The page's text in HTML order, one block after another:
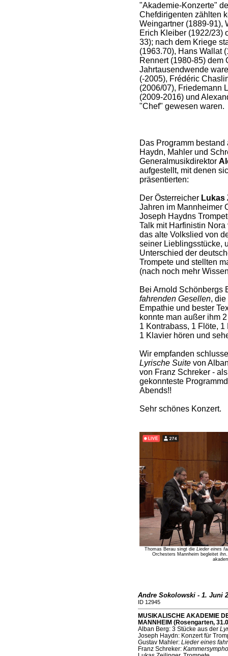
"Akademie-Konzerte"
Chefdirigenten zählten
Weingartner (1889-91),
Erich Kleiber (1922/23)
33); nach dem Kriege
(1963.70), Hans Wallat
Rennert (1980-85) dem
Jahrtausendwende
(-2005), Frédéric
(2006/07), Friedemann
(2009-2016) und
"Chef" gewesen waren.
Das Programm
Haydn, Mahler und
Generalmusikdirektor
aufgestellt, mit denen
präsentierten:
Der Österreicher Lukas
Jahren im Mannheimer
Joseph Haydns
Talk mit Harfinistin
das alte Volkslied von
seiner Lieblingsstücke,
Unterschied der
Trompete und stellten
(nach noch mehr
Bei Arnold Schönbergs
fahrenden Gesellen,
Empathie und bester
konnte man außer ihm
1 Kontrabass, 1 Flöte,
1 Klavier hören und
Wir empfanden
Lyrische Suitevon
von Franz Schreker -
gekonnteste
Abends!!
Sehr schönes Konzert.
Thomas Berau singt die Lieder eines
Orchesters Mannheim begleitet
Andre Sokolowski - 1. Juni
ID 12945
MUSIKALISCHE AKADEMIE
MANNHEIM (Rosengarten,
Alban Berg: 3 Stücke aus der
Joseph Haydn: Konzert für
Gustav Mahler: Lieder eines
Franz Schreker: